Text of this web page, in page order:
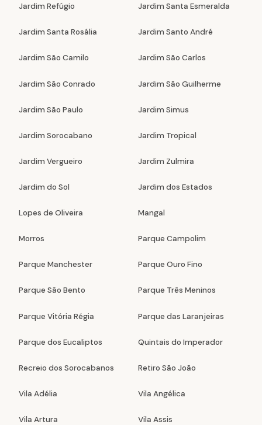
Jardim Refúgio Jardim Santa Esmeralda
Jardim Santa Rosália Jardim Santo André
Jardim São Camilo Jardim São Carlos
Jardim São Conrado Jardim São Guilherme
Jardim São Paulo Jardim Simus
Jardim Sorocabano Jardim Tropical
Jardim Vergueiro Jardim Zulmira
Jardim do Sol Jardim dos Estados
Lopes de Oliveira Mangal
Morros Parque Campolim
Parque Manchester Parque Ouro Fino
Parque São Bento Parque Três Meninos
Parque Vitória Régia Parque das Laranjeiras
Parque dos Eucaliptos Quintais do Imperador
Recreio dos Sorocabanos Retiro São João
Vila Adélia Vila Angélica
Vila Artura Vila Assis